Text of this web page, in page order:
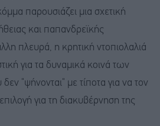
παρουσιάζει μια σχετική
και παπανδρεϊκής
πλευρά, η κρητική ντοπιολαλιά
για τα δυναμικά κοινά των
"ψήνονται" με τίποτα για να τον
για τη διακυβέρνηση της